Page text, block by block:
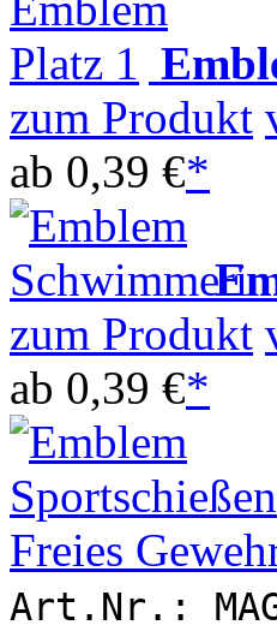
zum Produkt
ab 0,39 €*
zum Produkt
ab 0,39 €*
Art.Nr.: